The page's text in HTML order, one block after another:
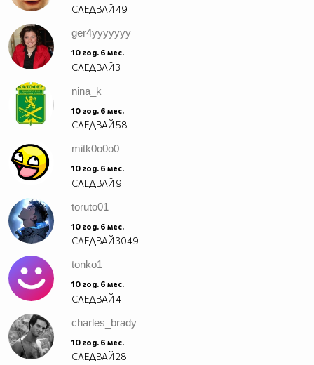
СЛЕДВАЙ49
ger4yyyyyyy
10 год. 6 мес.
СЛЕДВАЙ3
nina_k
10 год. 6 мес.
СЛЕДВАЙ58
mitk0o0o0
10 год. 6 мес.
СЛЕДВАЙ 9
toruto01
10 год. 6 мес.
СЛЕДВАЙ3049
tonko1
10 год. 6 мес.
СЛЕДВАЙ4
charles_brady
10 год. 6 мес.
СЛЕДВАЙ28